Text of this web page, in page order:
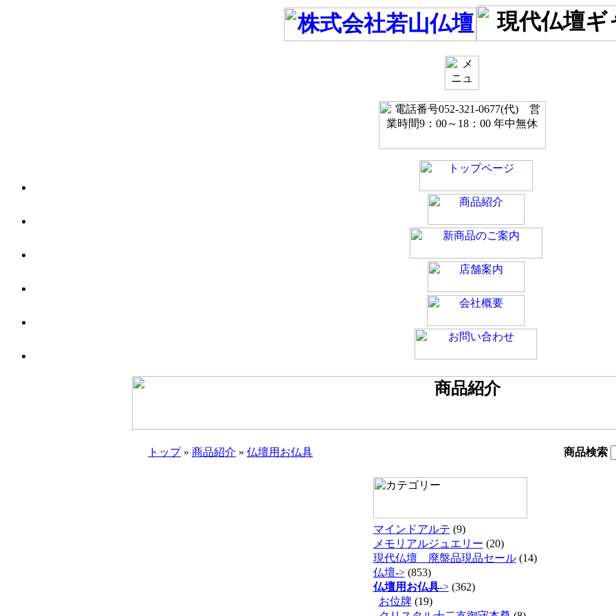
トップ» 商品紹介 » 仏壇用お仏具 商品検索
マインドアルテ (9)
メモリアルジュエリー (20)
現代仏壇 廃盤品現品セール(14)
仏壇->(853)
仏壇用お仏具->(362)
お位牌(19)